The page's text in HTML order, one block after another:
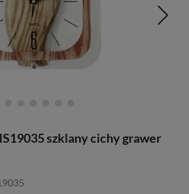
szklany cichy grawer